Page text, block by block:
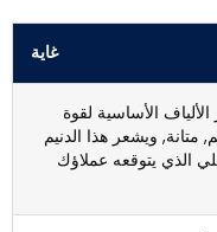
غاية
الأساسية لقوة
متانة, ويشعر هذا الدنيم
الذي يتوقعه عملاؤك